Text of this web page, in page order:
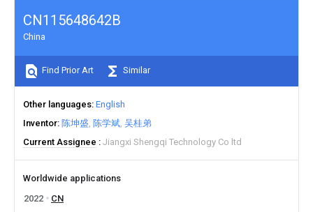
CN115648642B
China
Find Prior Art Similar
Other languages English
Inventor 陈坤盛 陈学斌 吴桂弟
Current Assignee
Jiangxi Shengqi Technology Co ltd
Worldwide applications
2022
CN